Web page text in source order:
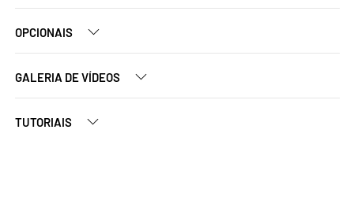
OPCIONAIS
GALERIA DE VÍDEOS
TUTORIAIS